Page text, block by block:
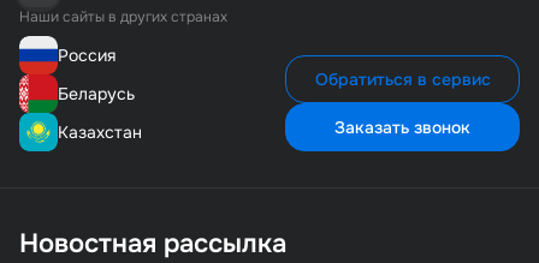
Наши сайты в других странах
Россия
Беларусь
Казахстан
Обратиться в сервис
Заказать звонок
Новостная рассылка